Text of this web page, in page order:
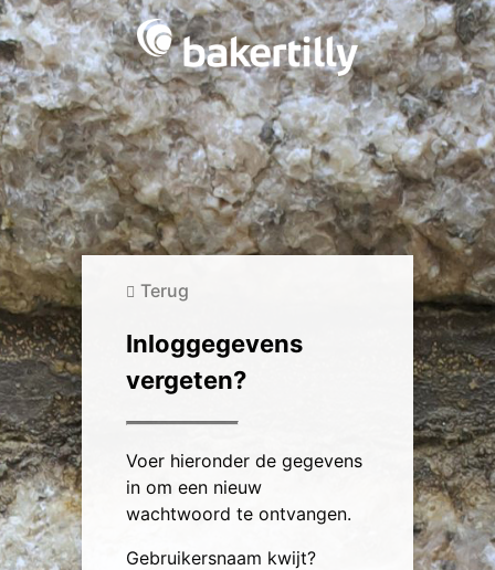
Terug
Inloggegevens
vergeten?
Voer hieronder de gegevens
in om een nieuw
wachtwoord te ontvangen.
Gebruikersnaam kwijt?